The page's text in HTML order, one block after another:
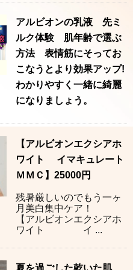
アルビオンの乳液 先ミ
ルク体験 肌年齢で選ぶ
方法 表情筋にそってお
こなうとより効果アップ!
わかりやすく一緒に綺麗
になりましょう。
【アルビオンエクシアホ
ワイト イマキュレート
ＭＭＣ】25000円
残暑厳しいのでもう一ヶ
月美白集中ケア！
【アルビオンエクシアホ
ワイト イ ...
夏を過ごした乾いた肌